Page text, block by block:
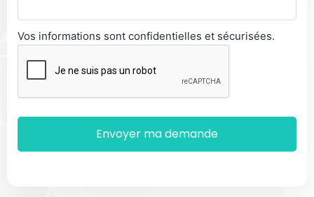
Vos informations sont confidentielles et sécurisées.